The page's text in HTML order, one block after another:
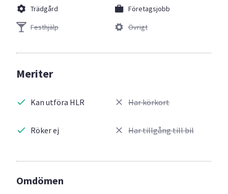
Trädgård
Festhjälp
Företagsjobb
Övrigt
Meriter
Kan utföra HLR
Röker ej
Har körkort
Har tillgång till bil
Omdömen